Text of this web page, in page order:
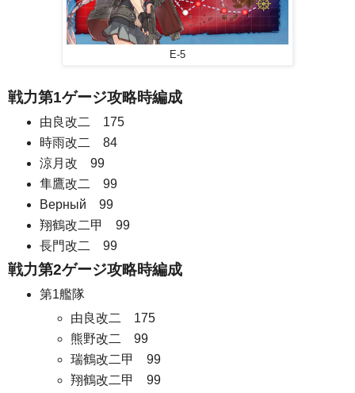
E-5
戦力第1ゲージ攻略時編成
由良改二 175
時雨改二 84
涼月改 99
隼鷹改二 99
Верный 99
翔鶴改二甲 99
長門改二 99
戦力第2ゲージ攻略時編成
第1艦隊
由良改二 175
熊野改二 99
瑞鶴改二甲 99
翔鶴改二甲 99